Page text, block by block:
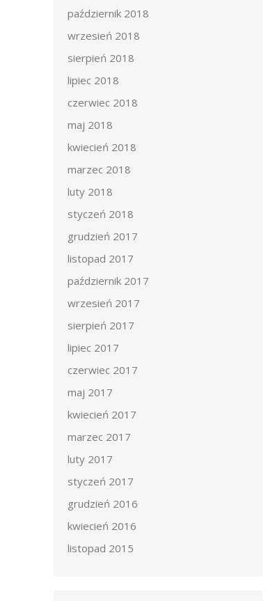
październik 2018
wrzesień 2018
sierpień 2018
lipiec 2018
czerwiec 2018
maj 2018
kwiecień 2018
marzec 2018
luty 2018
styczeń 2018
grudzień 2017
listopad 2017
październik 2017
wrzesień 2017
sierpień 2017
lipiec 2017
czerwiec 2017
maj 2017
kwiecień 2017
marzec 2017
luty 2017
styczeń 2017
grudzień 2016
kwiecień 2016
listopad 2015